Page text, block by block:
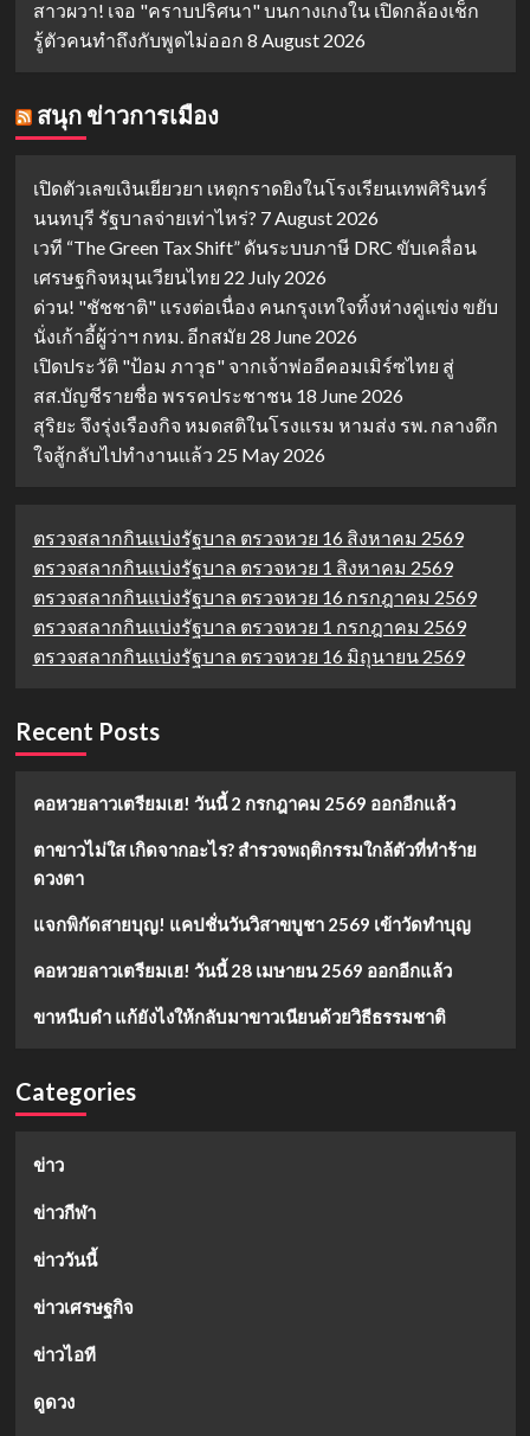
สาวผวา! เจอ "คราบปริศนา" บนกางเกงใน เปิดกล้องเช็ก
รู้ตัวคนทำถึงกับพูดไม่ออก 8 August 2026
สนุก ข่าวการเมือง
เปิดตัวเลขเงินเยียวยา เหตุกราดยิงในโรงเรียนเทพศิรินทร์
นนทบุรี รัฐบาลจ่ายเท่าไหร่? 7 August 2026
เวที “The Green Tax Shift” ดันระบบภาษี DRC ขับเคลื่อน
เศรษฐกิจหมุนเวียนไทย 22 July 2026
ด่วน! "ชัชชาติ" แรงต่อเนื่อง คนกรุงเทใจทิ้งห่างคู่แข่ง ขยับ
นั่งเก้าอี้ผู้ว่าฯ กทม. อีกสมัย 28 June 2026
เปิดประวัติ "ป้อม ภาวุธ" จากเจ้าพ่ออีคอมเมิร์ซไทย สู่
สส.บัญชีรายชื่อ พรรคประชาชน 18 June 2026
สุริยะ จึงรุ่งเรืองกิจ หมดสติในโรงแรม หามส่ง รพ. กลางดึก
ใจสู้กลับไปทำงานแล้ว 25 May 2026
ตรวจสลากกินแบ่งรัฐบาล ตรวจหวย 16 สิงหาคม 2569
ตรวจสลากกินแบ่งรัฐบาล ตรวจหวย 1 สิงหาคม 2569
ตรวจสลากกินแบ่งรัฐบาล ตรวจหวย 16 กรกฎาคม 2569
ตรวจสลากกินแบ่งรัฐบาล ตรวจหวย 1 กรกฎาคม 2569
ตรวจสลากกินแบ่งรัฐบาล ตรวจหวย 16 มิถุนายน 2569
Recent Posts
คอหวยลาวเตรียมเฮ! วันนี้ 2 กรกฎาคม 2569 ออกอีกแล้ว
ตาขาวไม่ใส เกิดจากอะไร? สำรวจพฤติกรรมใกล้ตัวที่ทำร้าย
ดวงตา
แจกพิกัดสายบุญ! แคปชั่นวันวิสาขบูชา 2569 เข้าวัดทำบุญ
คอหวยลาวเตรียมเฮ! วันนี้ 28 เมษายน 2569 ออกอีกแล้ว
ขาหนีบดำ แก้ยังไงให้กลับมาขาวเนียนด้วยวิธีธรรมชาติ
Categories
ข่าว
ข่าวกีฬา
ข่าววันนี้
ข่าวเศรษฐกิจ
ข่าวไอที
ดูดวง